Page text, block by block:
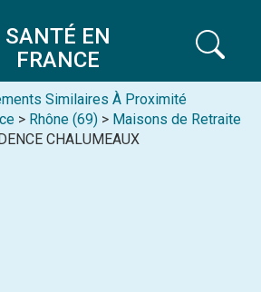
SANTÉ EN
FRANCE
Similaires À Proximité
> Rhône (69) > Maisons de Retraite
CHALUMEAUX